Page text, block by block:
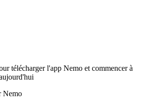
télécharger l'app Nemo et commencer à
Nemo